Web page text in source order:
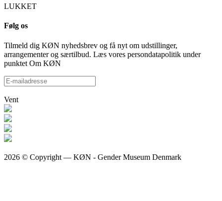
LUKKET
Følg os
Tilmeld dig KØN nyhedsbrev og få nyt om udstillinger,
arrangementer og særtilbud. Læs vores persondatapolitik under
punktet Om KØN
Vent
2026 © Copyright — KØN - Gender Museum Denmark